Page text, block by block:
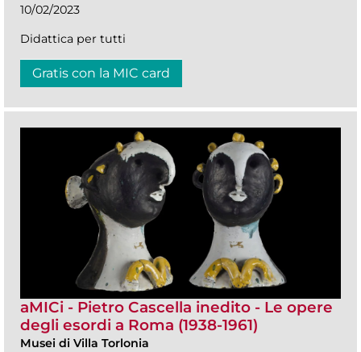
10/02/2023
Didattica per tutti
Gratis con la MIC card
aMICi - Pietro Cascella inedito - Le opere
degli esordi a Roma (1938-1961)
Musei di Villa Torlonia